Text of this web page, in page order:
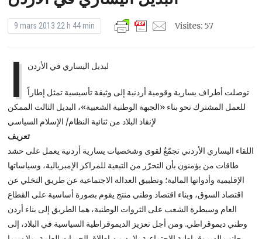
9 mars 2013 22 h 44 min Visites: 57
ا لبديل اليساري في الأردن
توصلت أطراف يسارية وقومية أردنية إلى وثيقة تأسيسية تمثل إطاراً
للعمل المشترك نحو بناء «الجبهة الوطنية الشعبية»، البديل الثالث الممكن
لإنقاذ البلاد من ثنائية النظام/ الإسلام السياسي
تعريف
اللقاء اليساري الأردني تجمّعٌ لقوى وشخصيات يسارية أردنية يعمل على حشد
طاقات من يؤمنون بأن التحرّر من التبعية للمراكز الإمبريالية، وسياساتها
الإقليمية وأدواتها المالية؛ وتطبيق العدالة الاجتماعية عن طريق التخلي عن
اقتصاد السوق، وبناء اقتصاد وطني منتج يقوم بصورة أساسية على القطاع
العام وسيطرة الشعب على الثروات الوطنية، هما الطريق إلى بناء أردن
وطني ديموقراطي. ومن أجل تعزيز الديموقراطية السياسية في البلاد، إلى